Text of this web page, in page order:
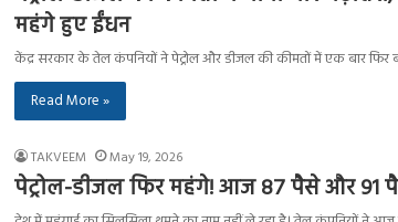
महंगे हुए ईंधन
केंद्र सरकार के तेल कंपनियों ने पेट्रोल और डीजल की कीमतों में एक बार फिर
Read More »
TAKVEEM May 19, 2026
पेट्रोल-डीजल फिर महंगे! आज 87 पैसे और 91